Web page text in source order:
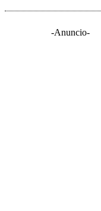
-Anuncio-